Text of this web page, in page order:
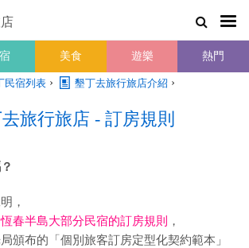
美食 遊樂 熱門
民宿列表 › 墾丁去旅行旅店介紹 ›
旅行旅店 - 訂房規則
，
春半島大部分民宿的訂房規則
，
頒布的「個別旅客訂房定型化契約範本」